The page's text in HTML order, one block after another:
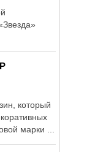
который
марки ...